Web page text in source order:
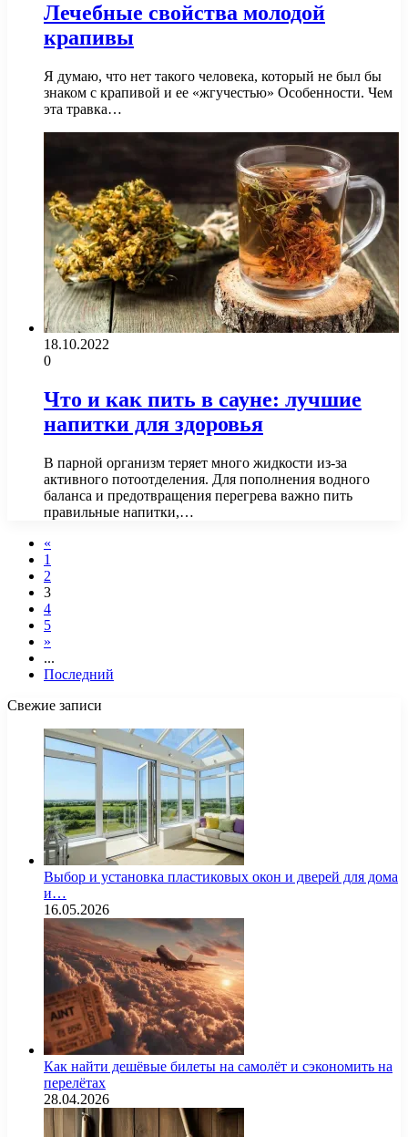
Лечебные свойства молодой
крапивы
Я думаю, что нет такого человека, который не был бы
знаком с крапивой и ее «жгучестью» Особенности. Чем
эта травка…
18.10.2022
0
Что и как пить в сауне: лучшие
напитки для здоровья
В парной организм теряет много жидкости из-за
активного потоотделения. Для пополнения водного
баланса и предотвращения перегрева важно пить
правильные напитки,…
«
1
2
3
4
5
»
...
Последний
Свежие записи
Выбор и установка пластиковых окон и дверей для дома
и…
16.05.2026
Как найти дешёвые билеты на самолёт и сэкономить на
перелётах
28.04.2026